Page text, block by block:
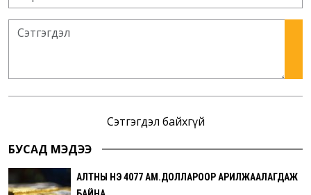
Сэтгэгдэл байхгүй
БУСАД МЭДЭЭ
АЛТНЫ ҮНЭ 4077 АМ.ДОЛЛАРООР АРИЛЖААЛАГДАЖ